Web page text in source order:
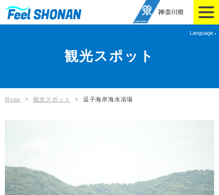
Language
観光スポット
Home > 観光スポット > 逗子海岸海水浴場